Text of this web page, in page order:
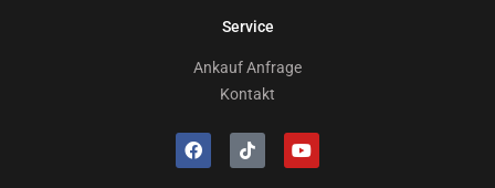
Service
Ankauf Anfrage
Kontakt